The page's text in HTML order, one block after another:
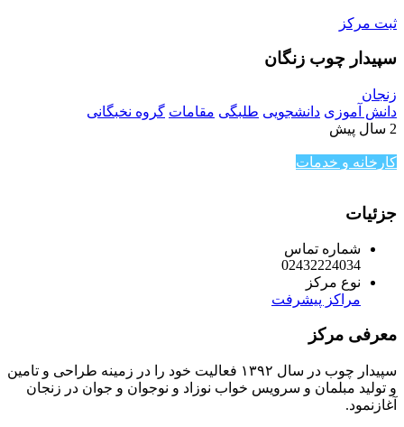
ثبت مرکز
سپیدار چوب زنگان
زنجان
دانش آموزی دانشجویی طلبگی مقامات گروه نخبگانی
2 سال پیش
کارخانه و خدمات
جزئیات
شماره تماس
02432224034
نوع مرکز
مراکز پیشرفت
معرفی مرکز
سپیدار چوب در سال ۱۳۹۲ فعالیت خود را در زمینه طراحی و تامین
و تولید مبلمان و سرویس خواب نوزاد و نوجوان و جوان در زنجان
آغازنمود.